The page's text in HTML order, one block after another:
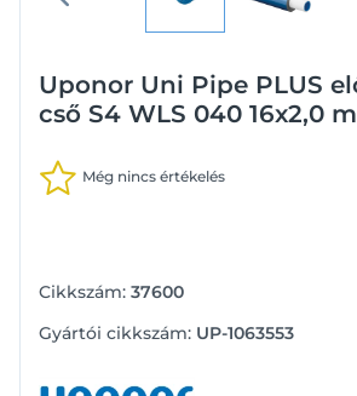
Uponor Uni Pipe PLUS
cső S4 WLS 040 16x2,0
Még nincs értékelés
Cikkszám: 37600
Gyártói cikkszám: UP-1063553